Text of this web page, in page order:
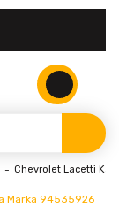
Chevrolet Lacetti